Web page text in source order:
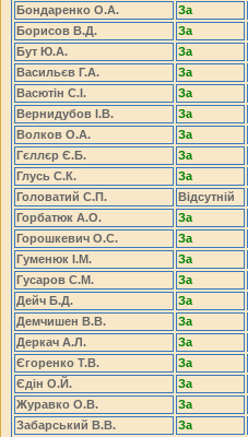
Бондаренко О.А.
За
Борисов В.Д.
За
Бут Ю.А.
За
Васильєв Г.А.
За
Васютін С.І.
За
Вернидубов І.В.
За
Волков О.А.
За
Гєллєр Є.Б.
За
Глусь С.К.
За
Головатий С.П.
Відсутній
Горбатюк А.О.
За
Горошкевич О.С.
За
Гуменюк І.М.
За
Гусаров С.М.
За
Дейч Б.Д.
За
Демчишен В.В.
За
Деркач А.Л.
За
Єгоренко Т.В.
За
Єдін О.Й.
За
Журавко О.В.
За
Забарський В.В.
За